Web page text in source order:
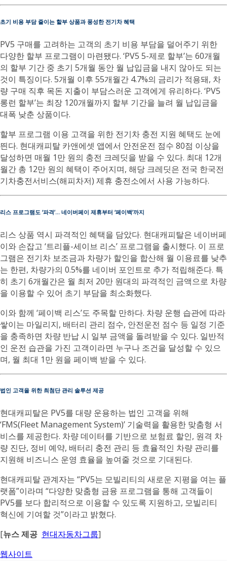
초기 비용 부담 줄이는 할부 상품과 풍성한 전기차 혜택
PV5 구매를 고려하는 고객의 초기 비용 부담을 덜어주기 위한
다양한 할부 프로그램이 마련됐다. ‘PV5 5-제로 할부’는 60개월
의 할부 기간 중 초기 5개월 동안 월 납입금을 내지 않아도 되는
것이 특징이다. 5개월 이후 55개월간 4.7%의 금리가 적용돼, 차
량 구매 직후 목돈 지출이 부담스러운 고객에게 유리하다. ‘PV5
롱런 할부’는 최장 120개월까지 할부 기간을 늘려 월 납입금을
대폭 낮춘 상품이다.
할부 프로그램 이용 고객을 위한 전기차 충전 지원 혜택도 눈에
띈다. 현대캐피탈 카앤에셋 앱에서 안전운전 점수 80점 이상을
달성하면 매월 1만 원의 충전 크레딧을 받을 수 있다. 최대 12개
월간 총 12만 원의 혜택이 주어지며, 해당 크레딧은 전국 한국전
기차충전서비스(해피차저) 제휴 충전소에서 사용 가능하다.
리스 프로그램도 ‘파격’… 네이버페이 제휴부터 ‘페이백’까지
리스 상품 역시 파격적인 혜택을 담았다. 현대캐피탈은 네이버페
이와 손잡고 ‘트리플-세이브 리스’ 프로그램을 출시했다. 이 프로
그램은 전기차 보조금과 차량가 할인을 합산해 월 이용료를 낮추
는 한편, 차량가의 0.5%를 네이버 포인트로 추가 적립해준다. 특
히 초기 6개월간은 월 최저 20만 원대의 파격적인 금액으로 차량
을 이용할 수 있어 초기 부담을 최소화했다.
이와 함께 ‘페이백 리스’도 주목할 만하다. 차량 운행 습관에 따라
쌓이는 마일리지, 배터리 관리 점수, 안전운전 점수 등 일정 기준
을 충족하면 차량 반납 시 일부 금액을 돌려받을 수 있다. 일반적
인 운전 습관을 가진 고객이라면 누구나 조건을 달성할 수 있으
며, 월 최대 1만 원을 페이백 받을 수 있다.
법인 고객을 위한 최첨단 관리 솔루션 제공
현대캐피탈은 PV5를 대량 운용하는 법인 고객을 위해
‘FMS(Fleet Management System)’ 기술력을 활용한 맞춤형 서
비스를 제공한다. 차량 데이터를 기반으로 보험료 할인, 원격 차
량 진단, 정비 예약, 배터리 충전 관리 등 효율적인 차량 관리를
지원해 비즈니스 운영 효율을 높여줄 것으로 기대된다.
현대캐피탈 관계자는 “PV5는 모빌리티의 새로운 지평을 여는 플
랫폼”이라며 “다양한 맞춤형 금융 프로그램을 통해 고객들이
PV5를 보다 합리적으로 이용할 수 있도록 지원하고, 모빌리티
혁신에 기여할 것”이라고 밝혔다.
[뉴스 제공 현대자동차그룹]
웹사이트